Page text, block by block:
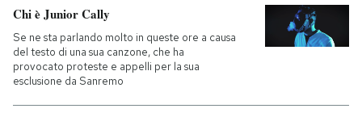
Chi è Junior Cally
Se ne sta parlando molto in queste ore a causa
del testo di una sua canzone, che ha
provocato proteste e appelli per la sua
esclusione da Sanremo